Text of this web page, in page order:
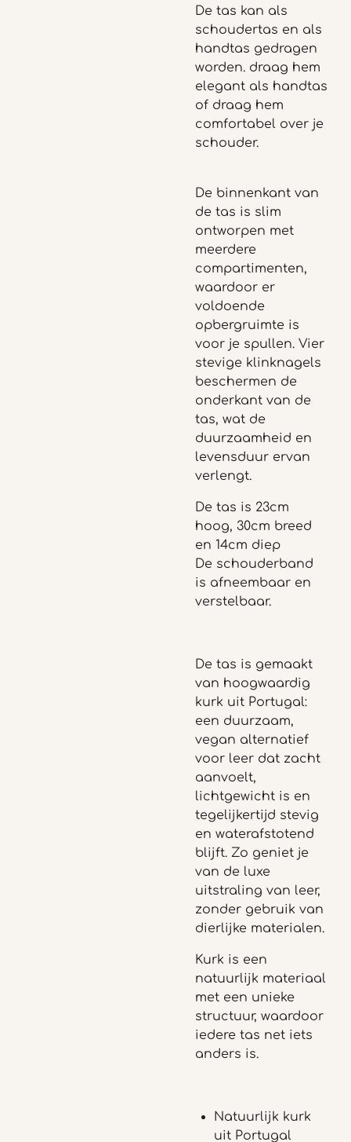
De tas kan als
schoudertas en als
handtas gedragen
worden. draag hem
elegant als handtas
of draag hem
comfortabel over je
schouder.
De binnenkant van
de tas is slim
ontworpen met
meerdere
compartimenten,
waardoor er
voldoende
opbergruimte is
voor je spullen. Vier
stevige klinknagels
beschermen de
onderkant van de
tas, wat de
duurzaamheid en
levensduur ervan
verlengt.
De tas is 23cm
hoog, 30cm breed
en 14cm diep
De schouderband
is afneembaar en
verstelbaar.
De tas is gemaakt
van hoogwaardig
kurk uit Portugal:
een duurzaam,
vegan alternatief
voor leer dat zacht
aanvoelt,
lichtgewicht is en
tegelijkertijd stevig
en waterafstotend
blijft. Zo geniet je
van de luxe
uitstraling van leer,
zonder gebruik van
dierlijke materialen.
Kurk is een
natuurlijk materiaal
met een unieke
structuur, waardoor
iedere tas net iets
anders is.
Natuurlijk kurk
uit Portugal